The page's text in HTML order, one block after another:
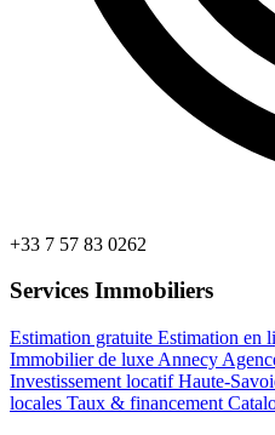
+33 7 57 83 0262
Services Immobiliers
Estimation gratuite Estimation en
Immobilier de luxe Annecy
Investissement locatif Haute-
locales Taux & financement